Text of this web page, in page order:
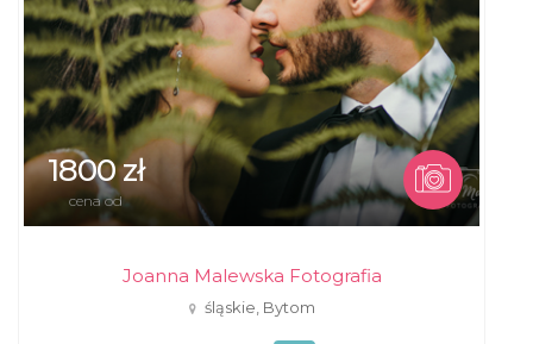
1800 zł
cena od
Joanna Malewska Fotografia
śląskie, Bytom